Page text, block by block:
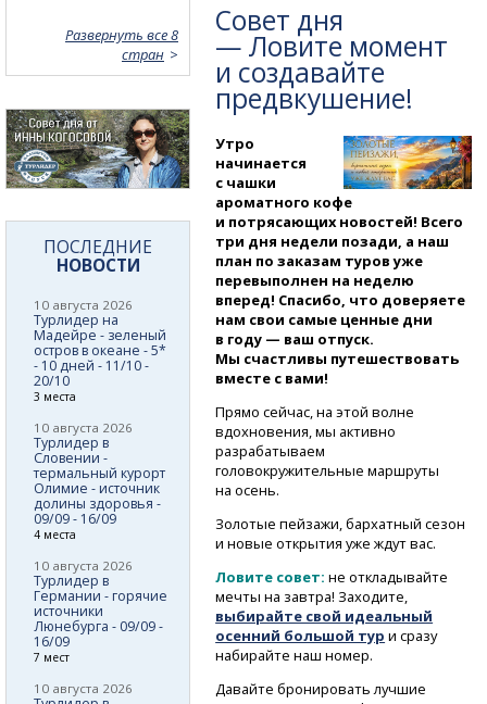
Совет дня
— Ловите момент
и создавайте
предвкушение!
Утро
начинается
с чашки
ароматного кофе
и потрясающих новостей! Всего
три дня недели позади, а наш
план по заказам туров уже
перевыполнен на неделю
вперед! Спасибо, что доверяете
нам свои самые ценные дни
в году — ваш отпуск.
Мы счастливы путешествовать
вместе с вами!
Прямо сейчас, на этой волне
вдохновения, мы активно
разрабатываем
головокружительные маршруты
на осень.
Золотые пейзажи, бархатный сезон
и новые открытия уже ждут вас.
Ловите совет: не откладывайте
мечты на завтра! Заходите,
выбирайте свой идеальный
осенний большой тур и сразу
набирайте наш номер.
Давайте бронировать лучшие
Развернуть все 8
стран
ПОСЛЕДНИЕ
НОВОСТИ
10 августа 2026
Турлидер на
Мадейре - зеленый
остров в океане - 5*
- 10 дней - 11/10 -
20/10
3 места
10 августа 2026
Турлидер в
Словении -
термальный курорт
Олимие - источник
долины здоровья -
09/09 - 16/09
4 места
10 августа 2026
Турлидер в
Германии - горячие
источники
Люнебурга - 09/09 -
16/09
7 мест
10 августа 2026